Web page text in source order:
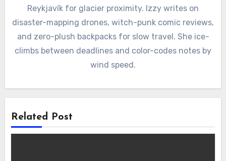
Reykjavík for glacier proximity. Izzy writes on
disaster-mapping drones, witch-punk comic reviews,
and zero-plush backpacks for slow travel. She ice-
climbs between deadlines and color-codes notes by
wind speed.
Related Post